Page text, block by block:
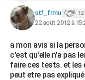
stf_frmu 12
22 août 2012 à
a mon avis si la
c'est qu'elle n'a pas
faire ces tests. et les
peut etre pas